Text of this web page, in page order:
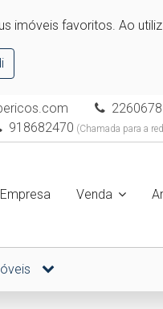
imóveis favoritos. Ao
918682470 (Chamada para a
Empresa Venda